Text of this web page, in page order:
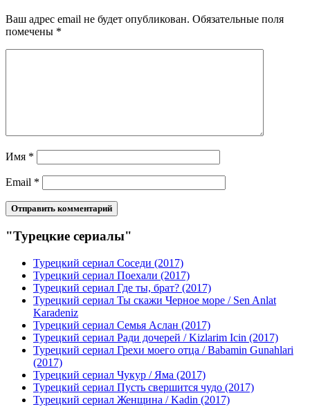
Ваш адрес email не будет опубликован. Обязательные поля
помечены *
Имя *
Email *
"Турецкие сериалы"
Турецкий сериал Соседи (2017)
Турецкий сериал Поехали (2017)
Турецкий сериал Где ты, брат? (2017)
Турецкий сериал Ты скажи Черное море / Sen Anlat
Karadeniz
Турецкий сериал Семья Аслан (2017)
Турецкий сериал Ради дочерей / Kizlarim Icin (2017)
Турецкий сериал Грехи моего отца / Babamin Gunahlari
(2017)
Турецкий сериал Чукур / Яма (2017)
Турецкий сериал Пусть свершится чудо (2017)
Турецкий сериал Женщина / Kadin (2017)